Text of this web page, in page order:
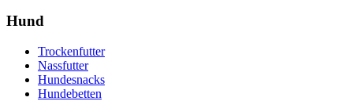
Hund
Trockenfutter
Nassfutter
Hundesnacks
Hundebetten